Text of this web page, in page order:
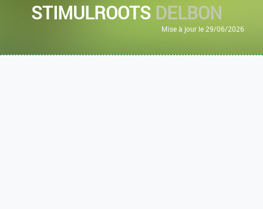
STIMULROOTS DELBON
Mise à jour le 29/06/2026